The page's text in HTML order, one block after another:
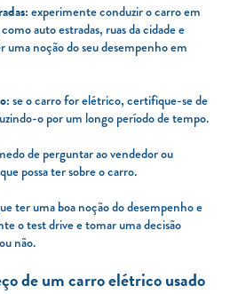
experimente conduzir o carro em
auto estradas, ruas da cidade e
uma noção do seu desempenho em
se o carro for elétrico, certifique-se de
o por um longo período de tempo.
de perguntar ao vendedor ou
possa ter sobre o carro.
ter uma boa noção do desempenho e
o test drive e tomar uma decisão
não.
de um carro elétrico usado